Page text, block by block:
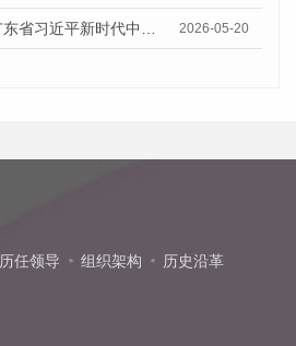
2026-05-20
历任领导 组织架构
历史沿革